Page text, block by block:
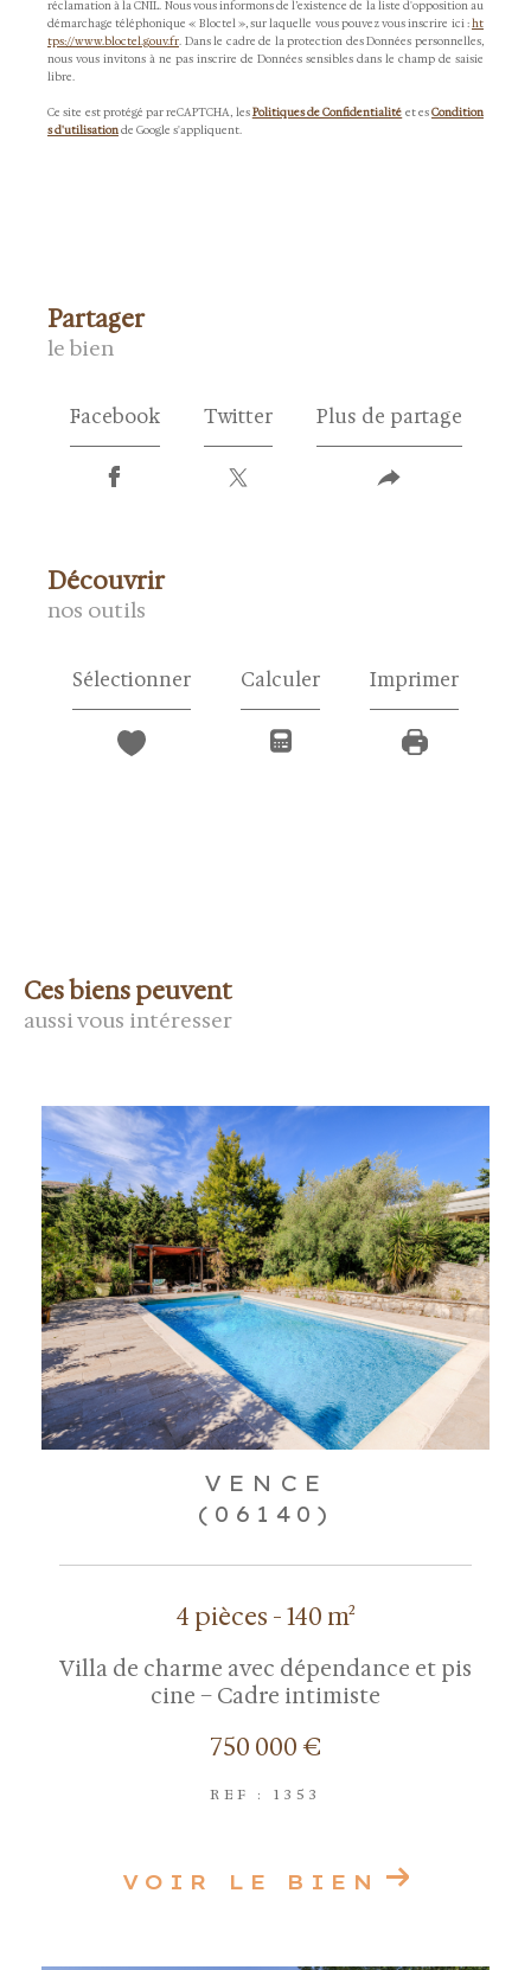
réclamation à la CNIL. Nous vous informons de l’existence de la liste d'opposition au
démarchage téléphonique « Bloctel », sur laquelle vous pouvez vous inscrire ici :ht
tps://www.bloctel.gouv.fr. Dans le cadre de la protection des Données personnelles,
nous vous invitons à ne pas inscrire de Données sensibles dans le champ de saisie
libre.
Ce site est protégé par reCAPTCHA, lesPolitiques de Confidentialité et esCondition
s d'utilisationde Google s'appliquent.
partager
le bien
Facebook Twitter Plus de partage
découvrir
nos outils
Sélectionner Calculer Imprimer
Ces biens peuvent
aussi vous intéresser
VENCE
(06140)
4 pièces - 140 m²
Villa de charme avec dépendance et pis
cine – Cadre intimiste
750 000 €
REF : 1353
VOIR LE BIEN